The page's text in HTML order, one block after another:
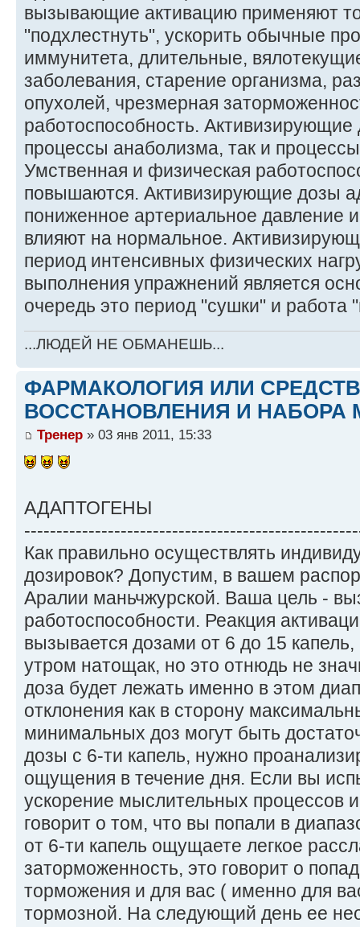
вызывающие активацию применяют
"подхлестнуть", ускорить обычные
иммунитета, длительные,
заболевания, старение организма,
опухолей, чрезмерная
работоспособность. Активизирующие
процессы анаболизма, так и
Умственная и физическая
повышаются. Активизирующие дозы
пониженное артериальное давление
влияют на нормальное.
период интенсивных физических
выполнения упражнений является
очередь это период "сушки" и работа
...ЛЮДЕЙ НЕ ОБМАНЕШЬ...
ФАРМАКОЛОГИЯ ИЛИ
ВОССТАНОВЛЕНИЯ И НАБОРА
Тренер » 03 янв 2011, 15:33
АДАПТОГЕНЫ
Как правильно осуществлять
дозировок? Допустим, в вашем
Аралии маньчжурской. Ваша цель -
работоспособности. Реакция
вызывается дозами от 6 до 15
утром натощак, но это отнюдь не
доза будет лежать именно в этом
отклонения как в сторону
минимальных доз могут быть
дозы с 6-ти капель, нужно
ощущения в течение дня. Если вы
ускорение мыслительных процессов
говорит о том, что вы попали в
от 6-ти капель ощущаете легкое
заторможенность, это говорит о
торможения и для вас ( именно для
тормозной. На следующий день ее